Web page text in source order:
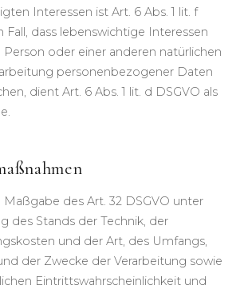
Interessen ist Art. 6 Abs. 1 lit. f
Fall, dass lebenswichtige Interessen
oder einer anderen natürlichen
personenbezogener Daten
dient Art. 6 Abs. 1 lit. d DSGVO als
des Art. 32 DSGVO unter
des Stands der Technik, der
und der Art, des Umfangs,
der Zwecke der Verarbeitung sowie
Eintrittswahrscheinlichkeit und